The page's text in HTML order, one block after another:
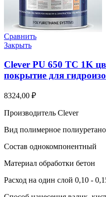
Сравнить
Закрыть
Clever PU 650 TC 1K
покрытие для
8324,00 ₽
Производитель Clever
Вид полимерное
Состав однокомпонентный
Материал обработки бетон
Расход на один слой 0,10 -